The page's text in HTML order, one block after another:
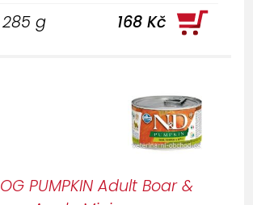
285 g 168 Kč
PUMPKIN Adult Boar &